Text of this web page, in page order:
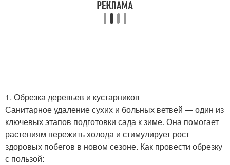
1. Обрезка деревьев и кустарников
Санитарное удаление сухих и больных ветвей — один из
ключевых этапов подготовки сада к зиме. Она помогает
растениям пережить холода и стимулирует рост
здоровых побегов в новом сезоне. Как провести обрезку
с пользой: